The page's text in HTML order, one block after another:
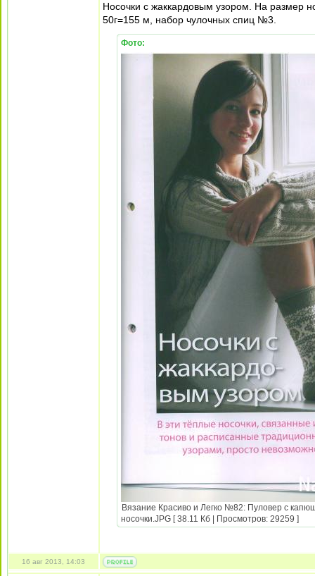
Носочки с жаккардовым узором. На размер
50г=155 м, набор чулочных спиц №3.
Фото:
Вязание Красиво и Легко №82: Пуловер с
носочки.JPG [ 38.11 Кб | Просмотров: 29259 ]
16 авг 2013, 14:03